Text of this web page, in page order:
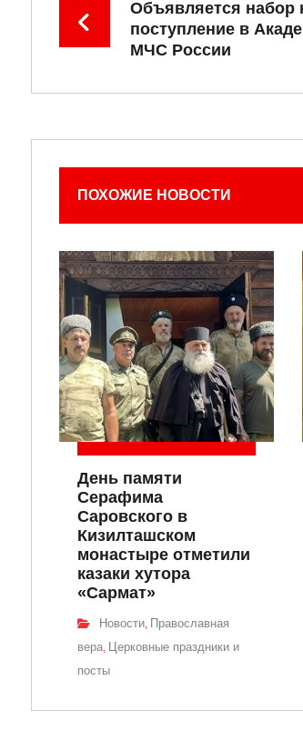
Объявляется набор
поступление в
МЧС России
ПОХОЖИЕ НОВОСТИ
День памяти
Серафима
Саровского в
Кизилташском
монастыре отметили
казаки хутора
«Сармат»
Новости, Православная
вера, Церковные праздники и
посты